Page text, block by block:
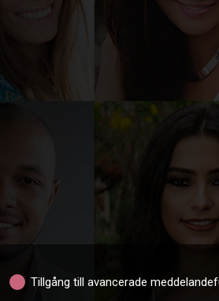
Tillgång till avancerade